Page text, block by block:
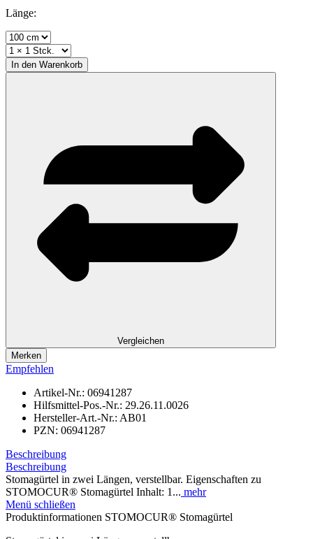
Länge:
In den Warenkorb
Vergleichen
Merken
Empfehlen
Artikel-Nr.: 06941287
Hilfsmittel-Pos.-Nr.: 29.26.11.0026
Hersteller-Art.-Nr.: AB01
PZN: 06941287
Beschreibung
Beschreibung
Stomagürtel in zwei Längen, verstellbar. Eigenschaften zu
STOMOCUR® Stomagürtel Inhalt: 1... mehr
Menü schließen
Produktinformationen STOMOCUR® Stomagürtel